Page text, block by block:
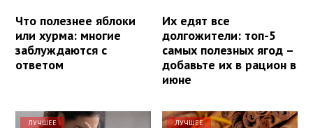
Что полезнее яблоки
или хурма: многие
заблуждаются с
ответом
Их едят все
долгожители: топ-5
самых полезных ягод –
добавьте их в рацион в
июне
ЛУЧШЕЕ ЛУЧШЕЕ